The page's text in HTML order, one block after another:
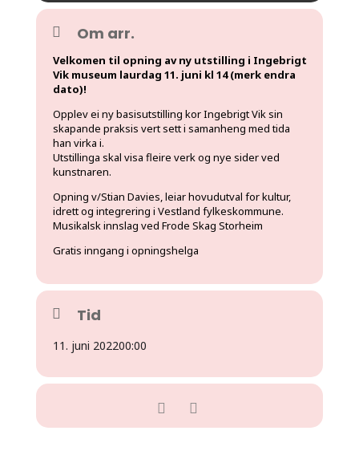
Om arr.
Velkomen til opning av ny utstilling i Ingebrigt
Vik museum laurdag 11. juni kl 14 (merk endra
dato)!
Opplev ei ny basisutstilling kor Ingebrigt Vik sin
skapande praksis vert sett i samanheng med tida
han virka i.
Utstillinga skal visa fleire verk og nye sider ved
kunstnaren.
Opning v/Stian Davies, leiar hovudutval for kultur,
idrett og integrering i Vestland fylkeskommune.
Musikalsk innslag ved Frode Skag Storheim
Gratis inngang i opningshelga
Tid
11. juni 202200:00